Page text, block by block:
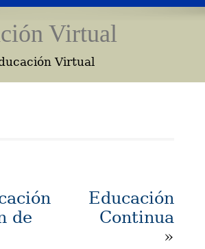
Virtual
Virtual
de
Educación
Continua
»